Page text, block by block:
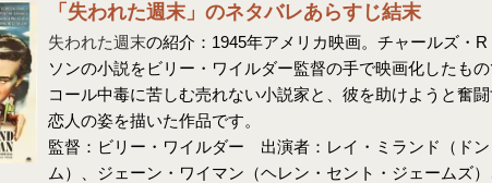
「失われた週末」のネタバレあらすじ結末
失われた週末の紹介：1945年アメリカ映画。チャールズ・R
ソンの小説をビリー・ワイルダー監督の手で映画化したも
コール中毒に苦しむ売れない小説家と、彼を助けようと奮
恋人の姿を描いた作品です。
監督：ビリー・ワイルダー 出演者：レイ・ミランド（ドン
ム）、ジェーン・ワイマン（ヘレン・セント・ジェームズ）